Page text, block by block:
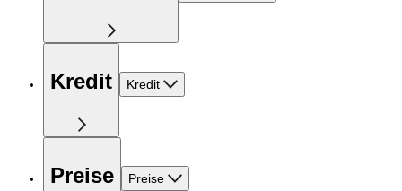
Kredit Kredit
Preise Preise